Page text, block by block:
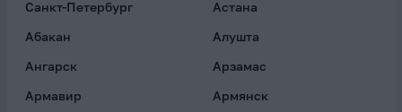
Санкт-Петербург
Астана
Абакан
Алушта
Ангарск
Арзамас
Армавир
Армянск